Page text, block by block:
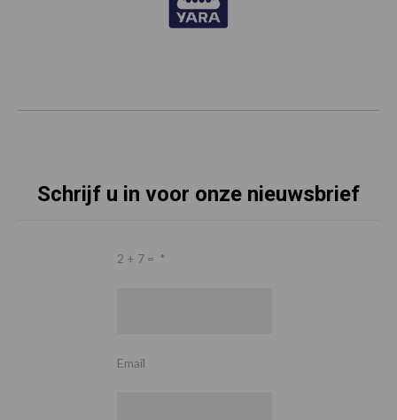
Schrijf u in voor onze nieuwsbrief
2 + 7 = *
Email